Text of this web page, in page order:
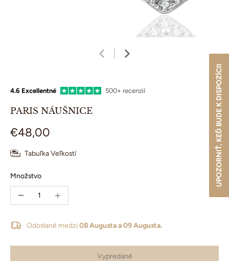
4.6 Excellentné 500+ recenzií
PARIS NÁUŠNICE
€48,00
Tabuľka Veľkostí
Množstvo
Odoslané medzi 08 Augusta a 09 Augusta.
Vypredané
UPOZORNIŤ, KEĎ BUDE K DISPOZÍCII